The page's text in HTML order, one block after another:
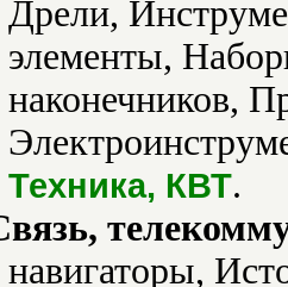
Дрели,
элементы,
наконечников,
Техника, КВТ.
навигаторы,